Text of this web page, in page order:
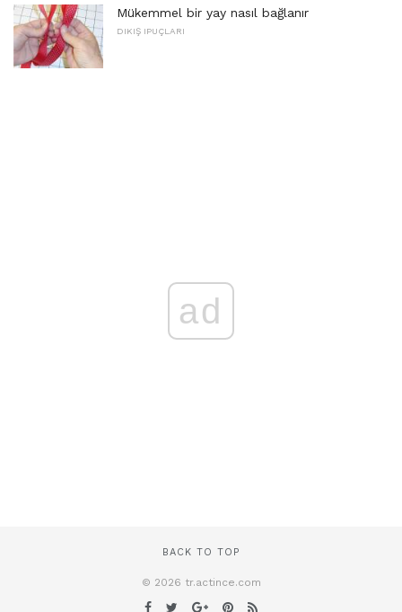
Mükemmel bir yay nasıl bağlanır
DIKIŞ IPUÇLARI
ad
BACK TO TOP
© 2026 tr.actince.com